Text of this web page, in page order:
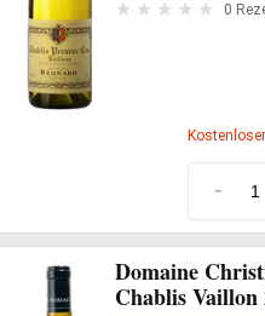
0
-
Domaine
Chablis Vaillon